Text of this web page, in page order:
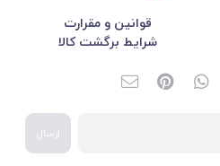
قوانین و مقرارت
شرایط برگشت کالا
ارسال